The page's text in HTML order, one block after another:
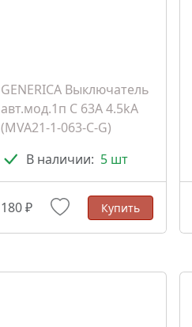
GENERICA Выключатель
авт.мод.1п C 63A 4.5kA
(MVA21-1-063-C-G)
В наличии: 5 шт
180 ₽ Купить